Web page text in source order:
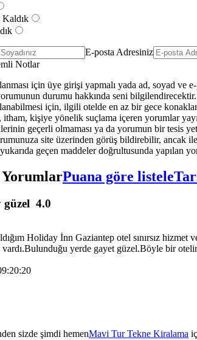
E-posta Adresiniz
Notlar
için üye girişi yapmalı yada ad, soyad ve
durumu hakkında seni bilgilendirecektir.
için, ilgili otelde en az bir gece
kişiye yönelik suçlama içeren yorumlar
geçerli olmaması ya da yorumun bir tesis
site üzerinden görüş bildirebilir, ancak
geçen maddeler doğrultusunda yapılan
YorumlarPuana göre listele
4.0
Holiday İnn Gaziantep otel sınırsız
vardı.Bulunduğu yerde gayet güzel.Böyle bir
sizde şimdi hemenMavi Tur Tekne Kiralama